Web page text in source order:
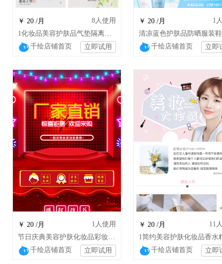
￥ 20 /月 8人使用
1化妆品美容护肤品气垫隔离代购美妆家居日用
千绘店铺首页
立即试用
￥ 20 /月 1
千绘店铺首页 立即
￥ 20 /月 1 人使用
节日庆典美容护肤化妆品彩妆工具店铺装修
千绘店铺首页
立即试用
￥ 20 /月 11
千绘店铺首页 立即